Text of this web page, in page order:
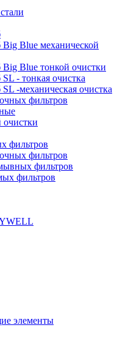
Blue механической
Blue тонкой очистки
- тонкая очистка
-механическая очистка
фильтров
фильтров
фильтров
фильтров
фильтров
элементы